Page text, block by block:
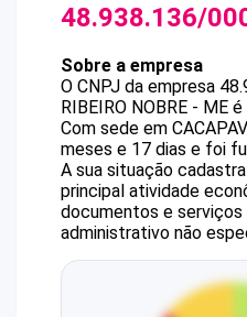
48.938.136/
Sobre a empresa
O CNPJ da empresa
RIBEIRO NOBRE - ME é
Com sede em
meses e 17 dias e foi
A sua situação
principal atividade
documentos e
administrativo não